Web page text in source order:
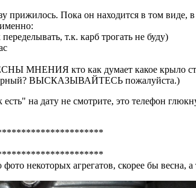
прижилось. Пока он находится в том виде,
т.к. карб трогать не буду)
МНЕНИЯ кто как думает какое крыло
ВЫСКАЗЫВАЙТЕСЬ пожалуйста.)
на дату не смотрите, это телефон
некоторых агрегатов, скорее бы весна,